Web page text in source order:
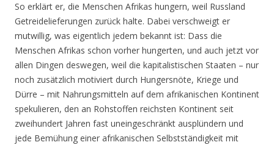
So erklärt er, die Menschen Afrikas hungern, weil Russland
Getreidelieferungen zurück halte. Dabei verschweigt er
mutwillig, was eigentlich jedem bekannt ist: Dass die
Menschen Afrikas schon vorher hungerten, und auch jetzt vor
allen Dingen deswegen, weil die kapitalistischen Staaten – nur
noch zusätzlich motiviert durch Hungersnöte, Kriege und
Dürre – mit Nahrungsmitteln auf dem afrikanischen Kontinent
spekulieren, den an Rohstoffen reichsten Kontinent seit
zweihundert Jahren fast uneingeschränkt ausplündern und
jede Bemühung einer afrikanischen Selbstständigkeit mit